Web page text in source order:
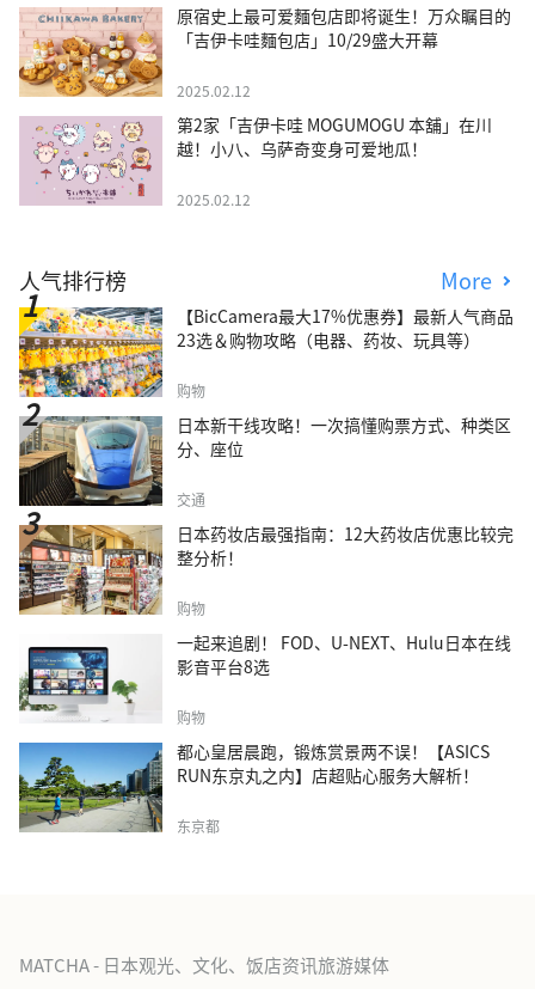
原宿史上最可爱麵包店即将诞生！万众瞩目的
「吉伊卡哇麵包店」10/29盛大开幕
2025.02.12
第2家「吉伊卡哇 MOGUMOGU 本舖」在川
越！小八、乌萨奇变身可爱地瓜！
2025.02.12
人气排行榜 More
【BicCamera最大17%优惠券】最新人气商品
23选＆购物攻略（电器、药妆、玩具等）
购物
日本新干线攻略！一次搞懂购票方式、种类区
分、座位
交通
日本药妆店最强指南：12大药妆店优惠比较完
整分析！
购物
一起来追剧！ FOD、U-NEXT、Hulu日本在线
影音平台8选
购物
都心皇居晨跑，锻炼赏景两不误！【ASICS
RUN东京丸之内】店超贴心服务大解析！
东京都
MATCHA - 日本观光、文化、饭店资讯旅游媒体